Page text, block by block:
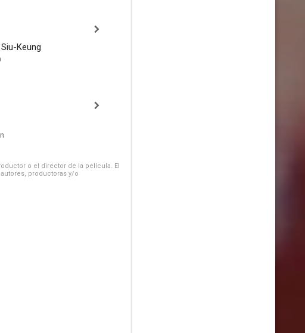
Keung
o el director de la película. El
productoras y/o